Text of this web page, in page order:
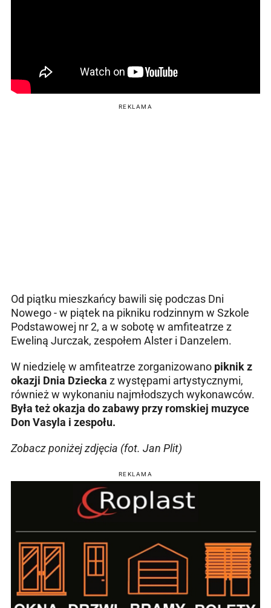
REKLAMA
Od piątku mieszkańcy bawili się podczas Dni
Nowego - w piątek na pikniku rodzinnym w Szkole
Podstawowej nr 2, a w sobotę w amfiteatrze z
Eweliną Jurczak, zespołem Alster i Danzelem.
W niedzielę w amfiteatrze zorganizowano piknik z
okazji Dnia Dziecka z występami artystycznymi,
również w wykonaniu najmłodszych wykonawców.
Była też okazja do zabawy przy romskiej muzyce
Don Vasyla i zespołu.
Zobacz poniżej zdjęcia (fot. Jan Plit)
REKLAMA